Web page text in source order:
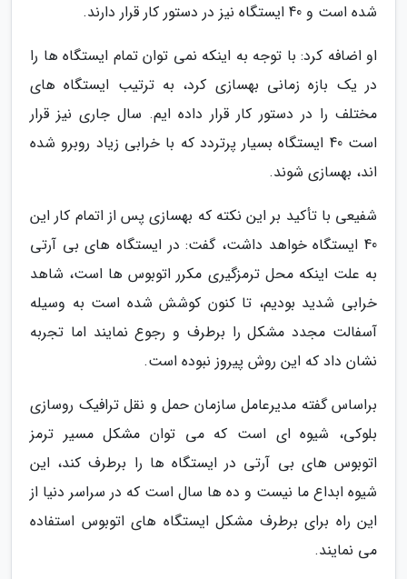
شده است و 40 ایستگاه نیز در دستور کار قرار دارند.
او اضافه کرد: با توجه به اینکه نمی توان تمام ایستگاه ها را
در یک بازه زمانی بهسازی کرد، به ترتیب ایستگاه های
مختلف را در دستور کار قرار داده ایم. سال جاری نیز قرار
است 40 ایستگاه بسیار پرتردد که با خرابی زیاد روبرو شده
اند، بهسازی شوند.
شفیعی با تأکید بر این نکته که بهسازی پس از اتمام کار این
40 ایستگاه خواهد داشت، گفت: در ایستگاه های بی آرتی
به علت اینکه محل ترمزگیری مکرر اتوبوس ها است، شاهد
خرابی شدید بودیم، تا کنون کوشش شده است به وسیله
آسفالت مجدد مشکل را برطرف و رجوع نمایند اما تجربه
نشان داد که این روش پیروز نبوده است.
براساس گفته مدیرعامل سازمان حمل و نقل ترافیک روسازی
بلوکی، شیوه ای است که می توان مشکل مسیر ترمز
اتوبوس های بی آرتی در ایستگاه ها را برطرف کند، این
شیوه ابداع ما نیست و ده ها سال است که در سراسر دنیا از
این راه برای برطرف مشکل ایستگاه های اتوبوس استفاده
می نمایند.